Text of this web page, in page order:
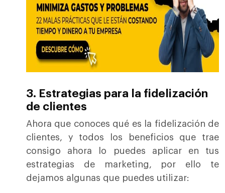
3. Estrategias para la fidelización
de clientes
Ahora que conoces qué es la fidelización de
clientes, y todos los beneficios que trae
consigo ahora lo puedes aplicar en tus
estrategias de marketing, por ello te
dejamos algunas que puedes utilizar: